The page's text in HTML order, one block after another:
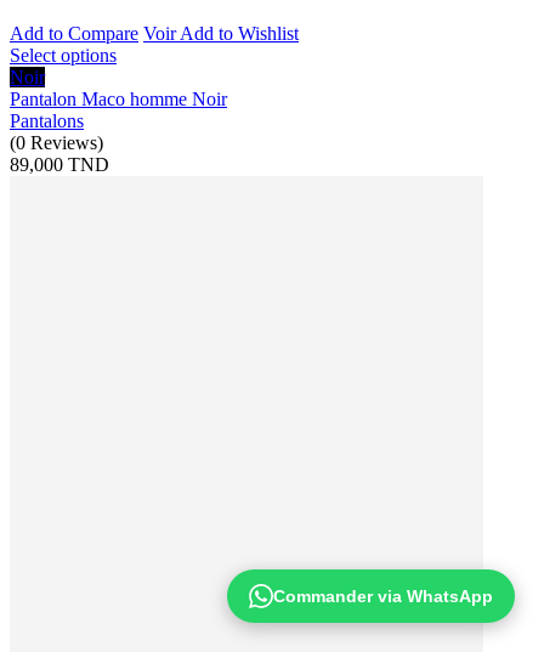
Add to Compare VoirAdd to Wishlist
Select options
Noir
Pantalon Maco homme Noir
Pantalons
(0 Reviews)
89,000 TND
Commander via WhatsApp